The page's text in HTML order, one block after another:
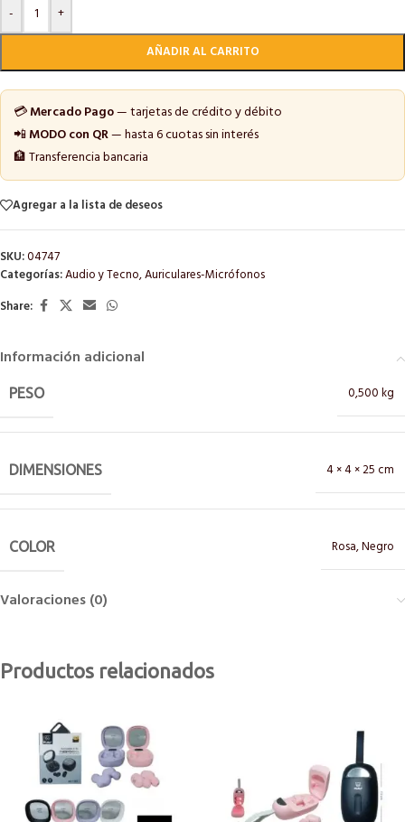
-
+
AÑADIR AL CARRITO
💳Mercado Pago— tarjetas de crédito y débito
📲MODO con QR— hasta 6 cuotas sin interés
🏦 Transferencia bancaria
Agregar a la lista de deseos
SKU:04747
Categorías:Audio y Tecno,Auriculares-Micrófonos
Share:
Información adicional
PESO 0,500 kg
DIMENSIONES 4 × 4 × 25 cm
COLOR Rosa,Negro
Valoraciones (0)
Productos relacionados